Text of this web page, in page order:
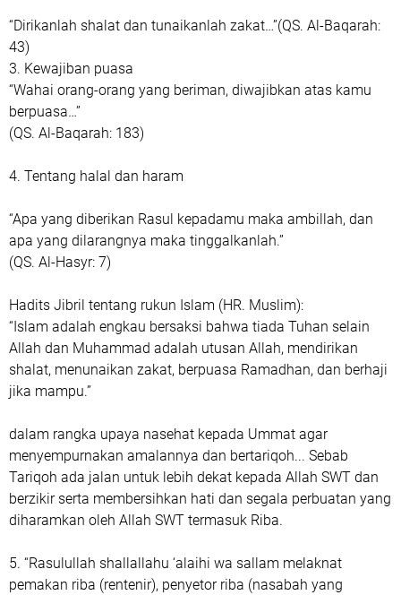
‎“Dirikanlah shalat dan tunaikanlah zakat…”(QS. Al-Baqarah:
43)
‎3. Kewajiban puasa
‎“Wahai orang-orang yang beriman, diwajibkan atas kamu
berpuasa…”
‎(QS. Al-Baqarah: 183)
‎4. Tentang halal dan haram
‎“Apa yang diberikan Rasul kepadamu maka ambillah, dan
apa yang dilarangnya maka tinggalkanlah.”
‎(QS. Al-Hasyr: 7)
‎Hadits Jibril tentang rukun Islam (HR. Muslim):
‎“Islam adalah engkau bersaksi bahwa tiada Tuhan selain
Allah dan Muhammad adalah utusan Allah, mendirikan
shalat, menunaikan zakat, berpuasa Ramadhan, dan berhaji
jika mampu.”
‎dalam rangka upaya nasehat kepada Ummat agar
menyempurnakan amalannya dan bertariqoh... Sebab
Tariqoh ada jalan untuk lebih dekat kepada Allah SWT dan
berzikir serta membersihkan hati dan segala perbuatan yang
diharamkan oleh Allah SWT termasuk Riba.
‎5. “Rasulullah shallallahu ‘alaihi wa sallam melaknat
pemakan riba (rentenir), penyetor riba (nasabah yang